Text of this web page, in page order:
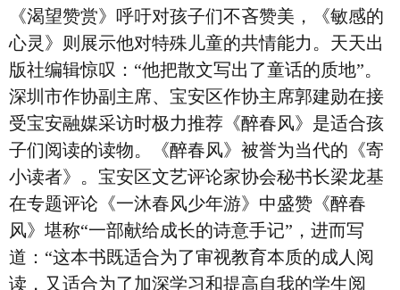
《渴望赞赏》呼吁对孩子们不吝赞美，《敏感的
心灵》则展示他对特殊儿童的共情能力。天天出
版社编辑惊叹：“他把散文写出了童话的质地”。
深圳市作协副主席、宝安区作协主席郭建勋在接
受宝安融媒采访时极力推荐《醉春风》是适合孩
子们阅读的读物。《醉春风》被誉为当代的《寄
小读者》。宝安区文艺评论家协会秘书长梁龙基
在专题评论《一沐春风少年游》中盛赞《醉春
风》堪称“一部献给成长的诗意手记”，进而写
道：“这本书既适合为了审视教育本质的成人阅
读，又适合为了加深学习和提高自我的学生阅